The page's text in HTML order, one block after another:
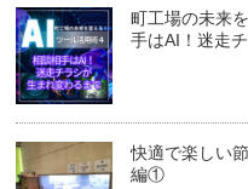
町工場の未来
手はAI！迷走
快適で楽しい
編①